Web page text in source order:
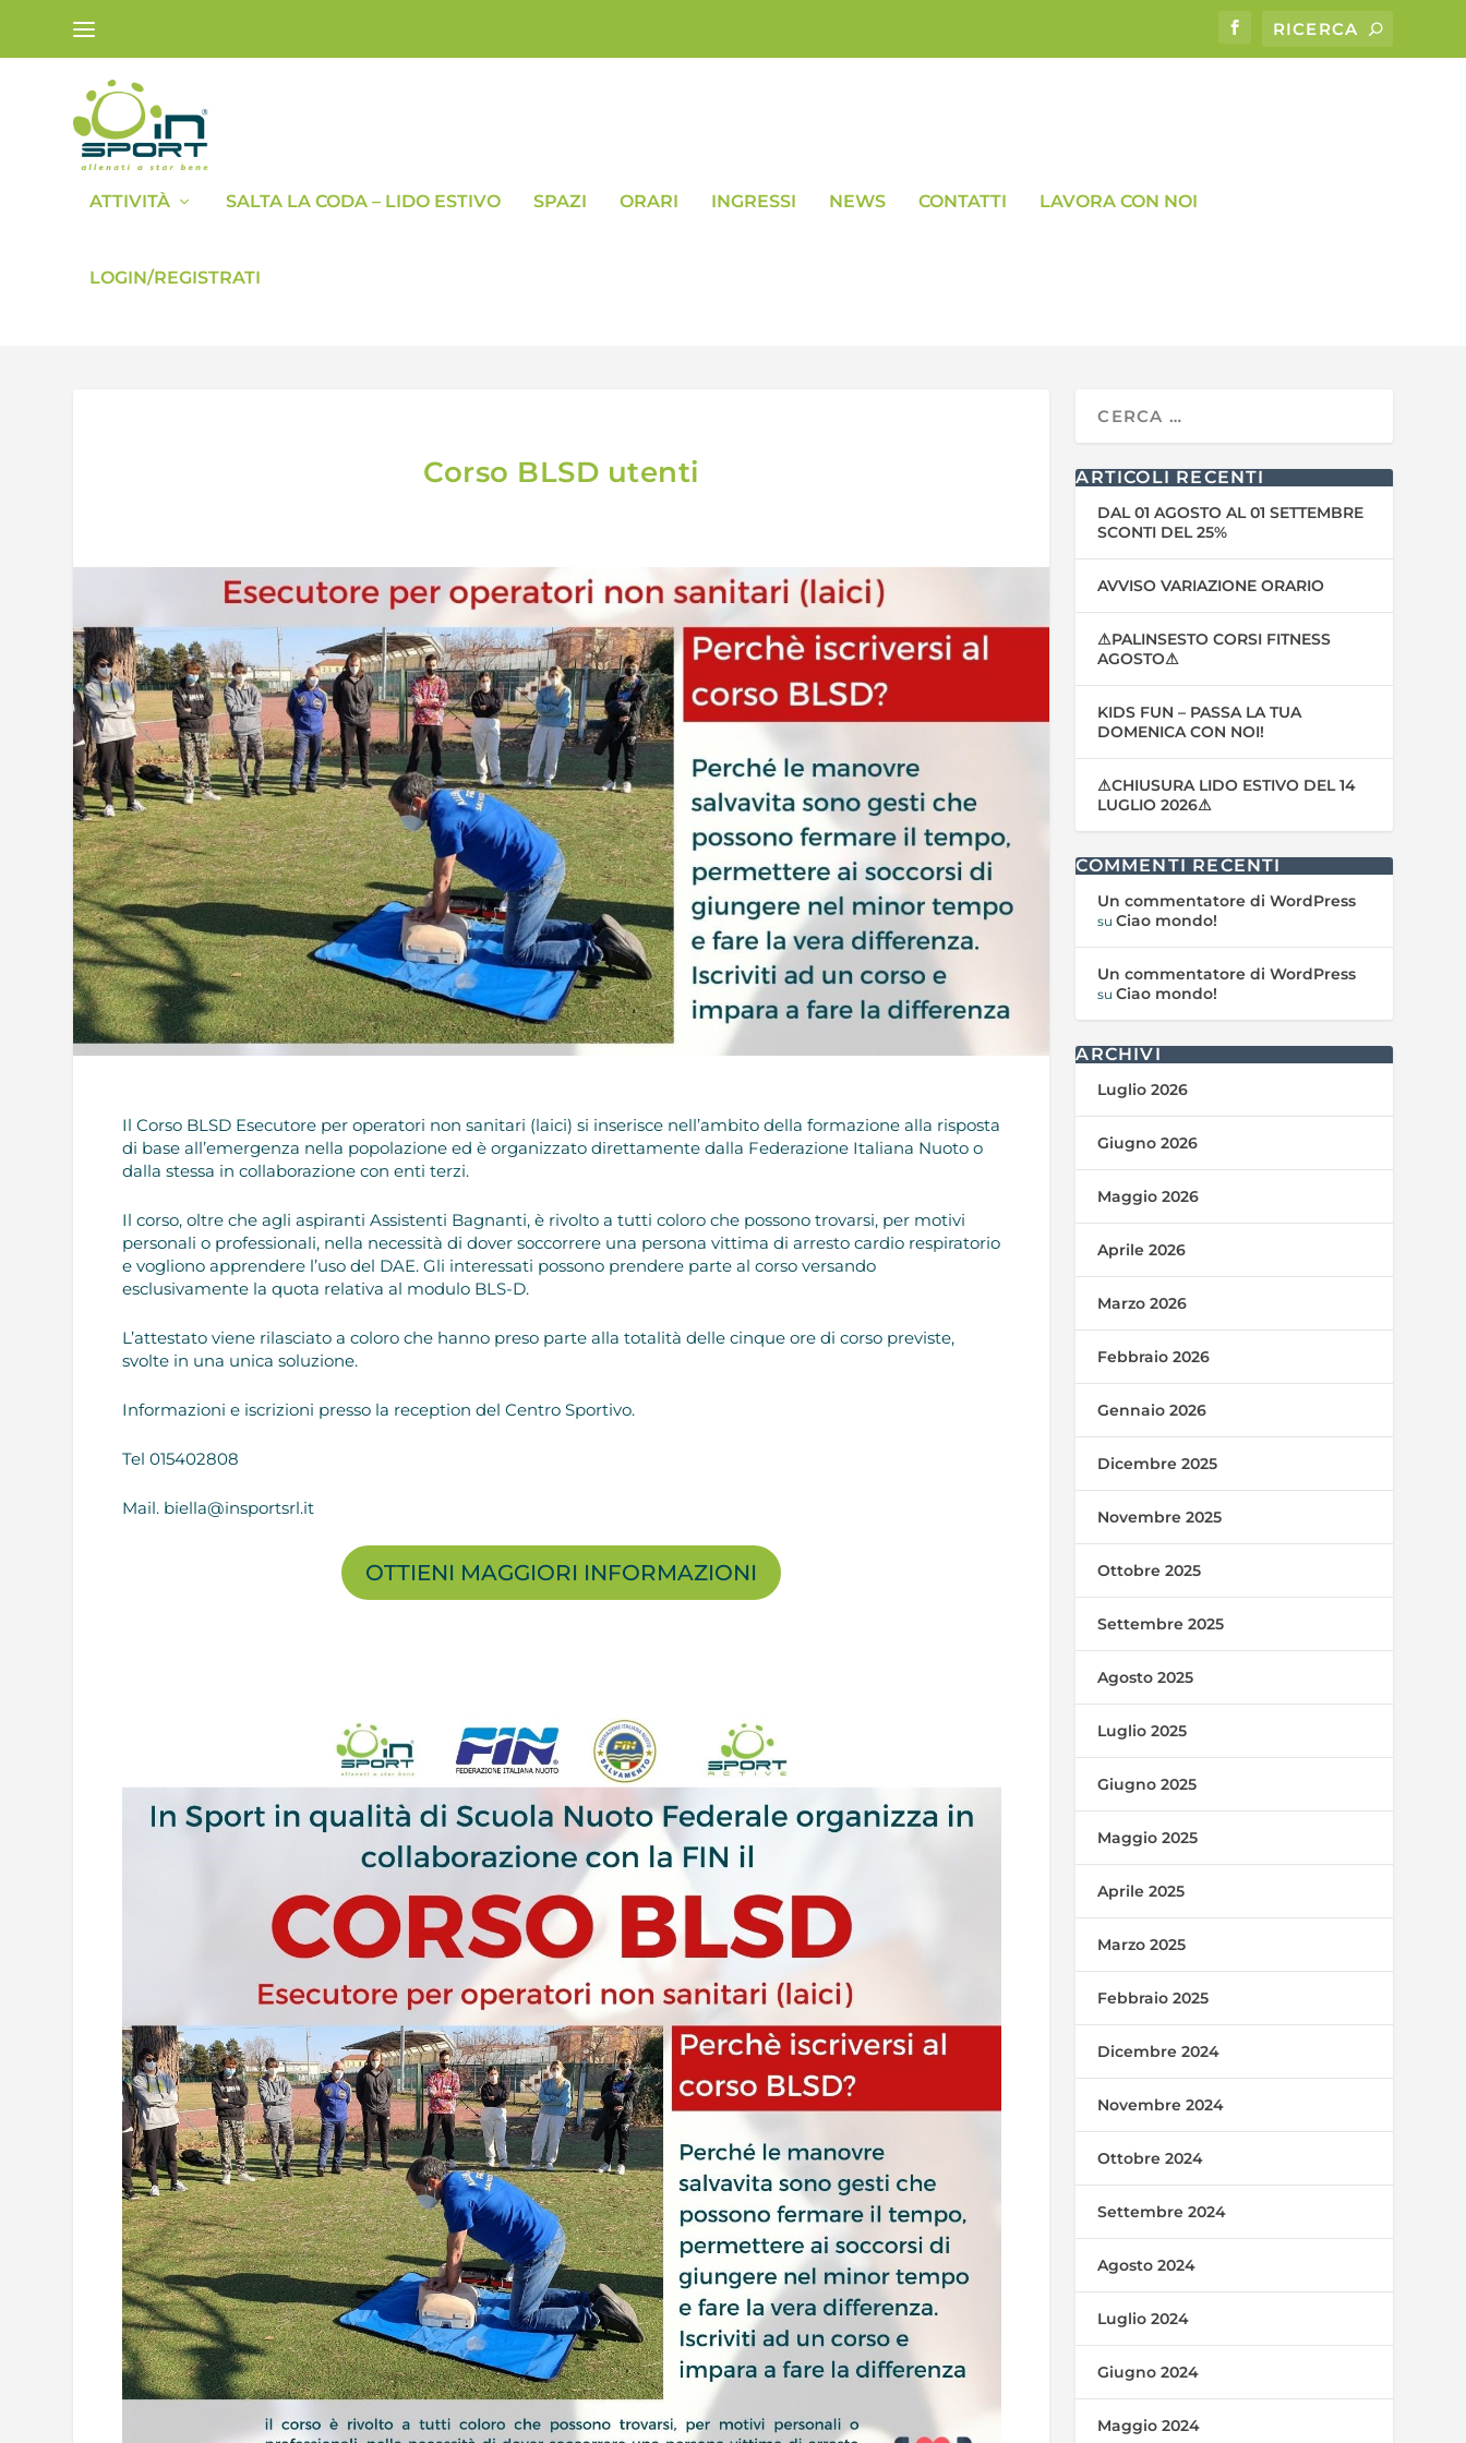
ATTIVITÀ SALTA LA CODA – LIDO ESTIVO SPAZI ORARI INGRESSI NEWS CONTATTI LAVORA CON NOI
LOGIN/REGISTRATI
Corso BLSD utenti
Il Corso BLSD Esecutore per operatori non sanitari (laici) si inserisce nell’ambito della formazione alla risposta
di base all’emergenza nella popolazione ed è organizzato direttamente dalla Federazione Italiana Nuoto o
dalla stessa in collaborazione con enti terzi.
Il corso, oltre che agli aspiranti Assistenti Bagnanti, è rivolto a tutti coloro che possono trovarsi, per motivi
personali o professionali, nella necessità di dover soccorrere una persona vittima di arresto cardio respiratorio
e vogliono apprendere l’uso del DAE. Gli interessati possono prendere parte al corso versando
esclusivamente la quota relativa al modulo BLS-D.
L’attestato viene rilasciato a coloro che hanno preso parte alla totalità delle cinque ore di corso previste,
svolte in una unica soluzione.
Informazioni e iscrizioni presso la reception del Centro Sportivo.
Tel 015402808
Mail. biella@insportsrl.it
OTTIENI MAGGIORI INFORMAZIONI
ARTICOLI RECENTI
DAL 01 AGOSTO AL 01 SETTEMBRE
SCONTI DEL 25%
AVVISO VARIAZIONE ORARIO
⚠PALINSESTO CORSI FITNESS
AGOSTO⚠
KIDS FUN – PASSA LA TUA
DOMENICA CON NOI!
⚠CHIUSURA LIDO ESTIVO DEL 14
LUGLIO 2026⚠
COMMENTI RECENTI
Un commentatore di WordPress
suCiao mondo!
Un commentatore di WordPress
suCiao mondo!
ARCHIVI
Luglio 2026
Giugno 2026
Maggio 2026
Aprile 2026
Marzo 2026
Febbraio 2026
Gennaio 2026
Dicembre 2025
Novembre 2025
Ottobre 2025
Settembre 2025
Agosto 2025
Luglio 2025
Giugno 2025
Maggio 2025
Aprile 2025
Marzo 2025
Febbraio 2025
Dicembre 2024
Novembre 2024
Ottobre 2024
Settembre 2024
Agosto 2024
Luglio 2024
Giugno 2024
Maggio 2024